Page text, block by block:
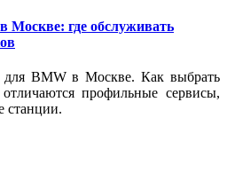
Москве: где обслуживать
BMW в Москве. Как выбрать
профильные сервисы,
станции.